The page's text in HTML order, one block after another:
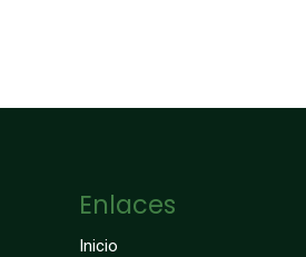
Enlaces
Inicio